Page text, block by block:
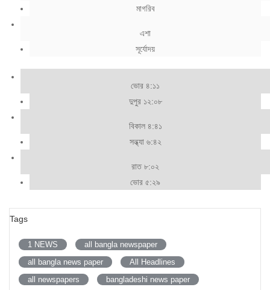
মাগরিব
এশা
সূর্যোদয়
ভোর ৪:১১
দুপুর ১২:০৮
বিকাল ৪:৪১
সন্ধ্যা ৬:৪২
রাত ৮:০২
ভোর ৫:২৯
Tags
1 NEWS
all bangla newspaper
all bangla news paper
All Headlines
all newspapers
bangladeshi news paper